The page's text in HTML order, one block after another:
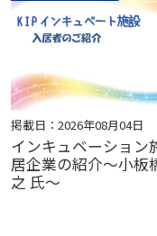
掲載日：2026年08月04日
インキュベーション
居企業の紹介～小板
之 氏～